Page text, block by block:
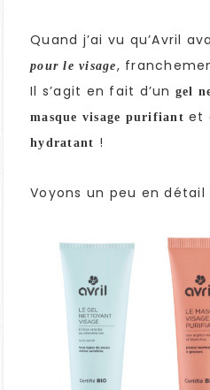
Quand j’ai vu qu’Avril
pour le visage,
Il s’agit en fait d’un gel
masque visage purifiant et
hydratant !
Voyons un peu en